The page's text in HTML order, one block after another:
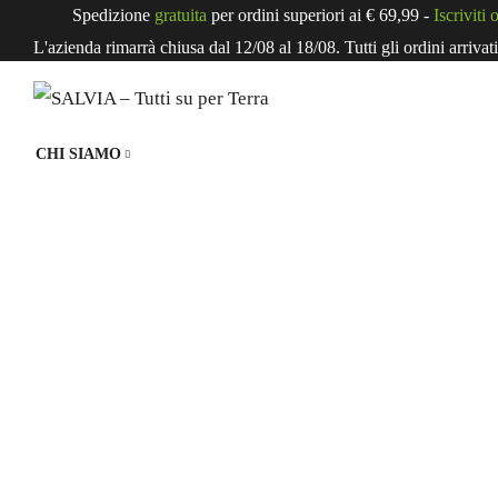
Spedizione gratuita per ordini superiori ai € 69,99 - Iscriviti
L'azienda rimarrà chiusa dal 12/08 al 18/08. Tutti gli ordini
CHI SIAMO